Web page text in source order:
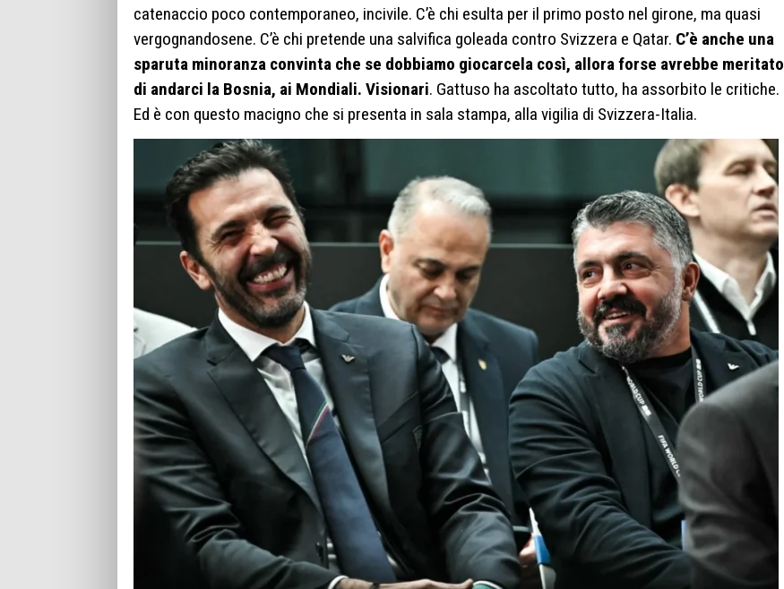
catenaccio poco contemporaneo, incivile. C’è chi esulta per il primo posto nel girone, ma quasi
vergognandosene. C’è chi pretende una salvifica goleada contro Svizzera e Qatar. C’è anche una
sparuta minoranza convinta che se dobbiamo giocarcela così, allora forse avrebbe meritato
di andarci la Bosnia, ai Mondiali. Visionari. Gattuso ha ascoltato tutto, ha assorbito le critiche.
Ed è con questo macigno che si presenta in sala stampa, alla vigilia di Svizzera-Italia.